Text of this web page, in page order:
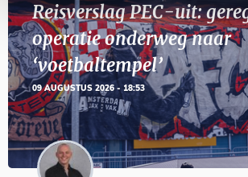
Reisverslag PEC-uit:
operatie onderweg naar
‘voetbaltempel’
09 AUGUSTUS 2026 - 18:53